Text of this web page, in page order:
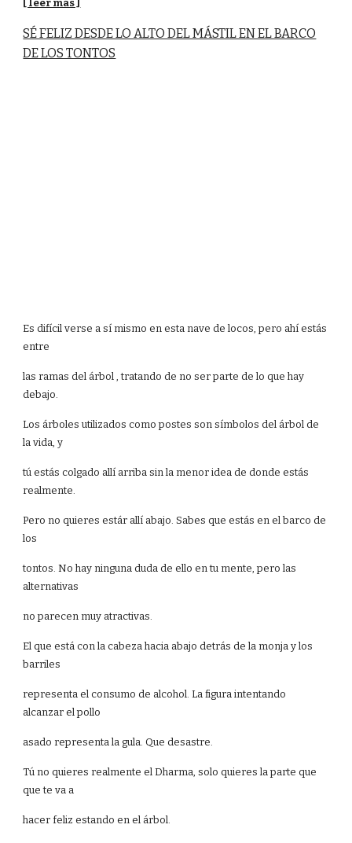
[ leer más ]
SÉ FELIZ DESDE LO ALTO DEL MÁSTIL EN EL BARCO
DE LOS TONTOS
Es difícil verse a sí mismo en esta nave de locos, pero ahí estás
entre
las ramas del árbol , tratando de no ser parte de lo que hay
debajo.
Los árboles utilizados como postes son símbolos del árbol de
la vida, y
tú estás colgado allí arriba sin la menor idea de donde estás
realmente.
Pero no quieres estár allí abajo. Sabes que estás en el barco de
los
tontos. No hay ninguna duda de ello en tu mente, pero las
alternativas
no parecen muy atractivas.
El que está con la cabeza hacia abajo detrás de la monja y los
barriles
representa el consumo de alcohol. La figura intentando
alcanzar el pollo
asado representa la gula. Que desastre.
Tú no quieres realmente el Dharma, solo quieres la parte que
que te va a
hacer feliz estando en el árbol.